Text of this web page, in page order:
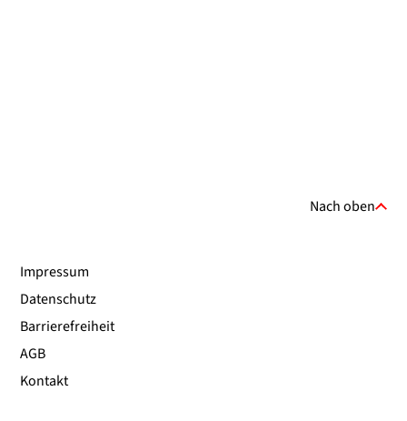
Nach oben
Impressum
Datenschutz
Barrierefreiheit
AGB
Kontakt